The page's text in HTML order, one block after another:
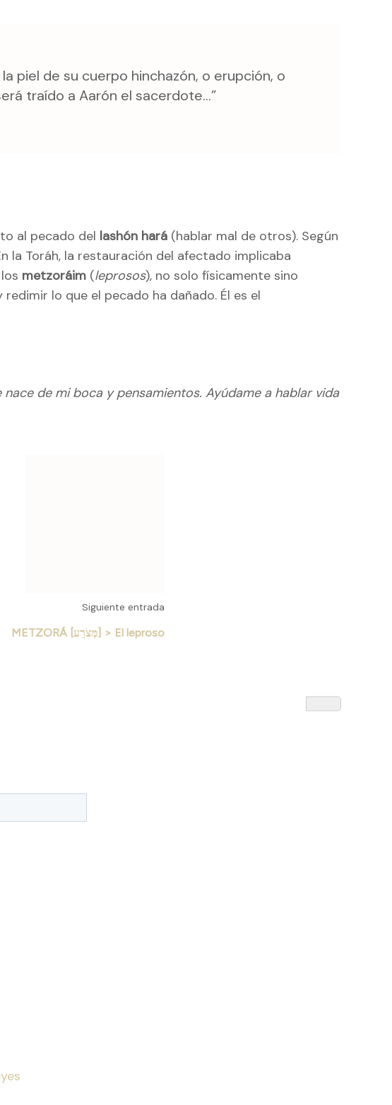
piel de su cuerpo hinchazón, o erupción, o
traído a Aarón el sacerdote…”
al pecado del lashón hará (hablar mal de otros). Según
la Toráh, la restauración del afectado implicaba
metzoráim (leprosos), no solo físicamente sino
lo que el pecado ha dañado. Él es el
de mi boca y pensamientos. Ayúdame a hablar vida
Siguiente entrada
METZORÁ [מְּצֹרָע] > El leproso